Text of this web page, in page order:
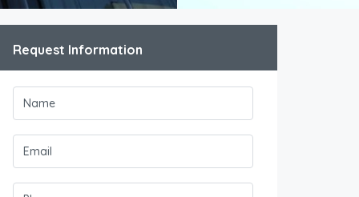
Request Information